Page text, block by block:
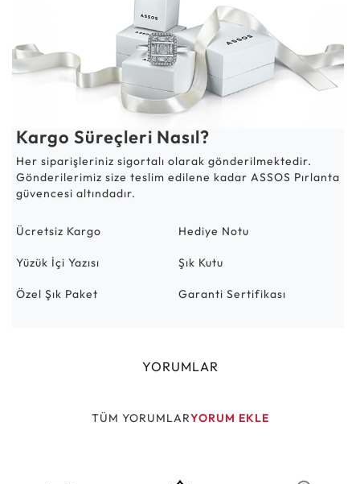
Kargo Süreçleri Nasıl?
Her siparişleriniz sigortalı olarak gönderilmektedir.
Gönderilerimiz size teslim edilene kadar ASSOS Pırlanta
güvencesi altındadır.
Ücretsiz Kargo Hediye Notu
Yüzük İçi Yazısı Şık Kutu
Özel Şık Paket Garanti Sertifikası
YORUMLAR
TÜM YORUMLARYORUM EKLE